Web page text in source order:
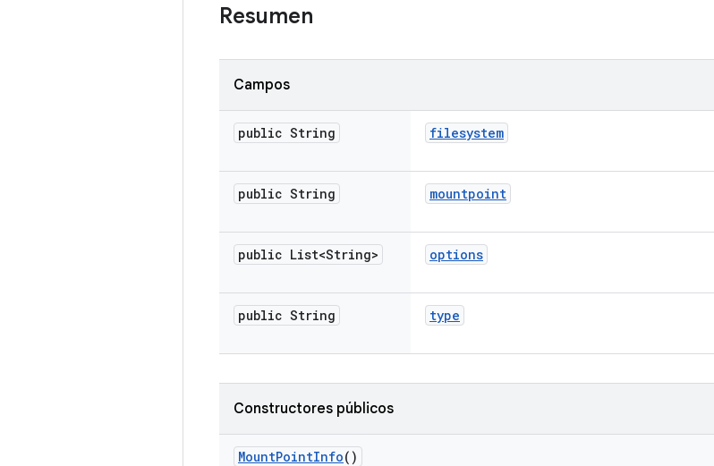
Resumen
Campos
public String filesystem
public String mountpoint
public List<String> options
public String type
Constructores públicos
MountPointInfo()